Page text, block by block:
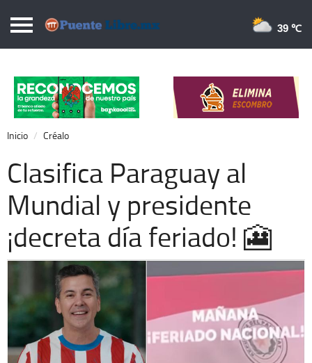
Puentelibre.mx
Local
Nacional
Opinión
Cronos
Economía
Espectáculos
Deportes
39 ℃
Inicio Créalo
Clasifica Paraguay al
Mundial y presidente
¡decreta día feriado! 🎦